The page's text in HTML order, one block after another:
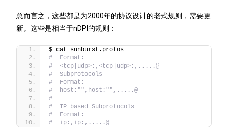
总而言之，这些都是为2000年的协议设计的老式规则，需要更
新。这些是相当于nDPI的规则：
$ cat sunburst.protos
#  Format:
#  <tcp|udp>:,<tcp|udp>:,.....@
#  Subprotocols
#  Format:
#  host:"",host:"",.....@
#
#  IP based Subprotocols
#  Format:
#  ip:,ip:,.....@